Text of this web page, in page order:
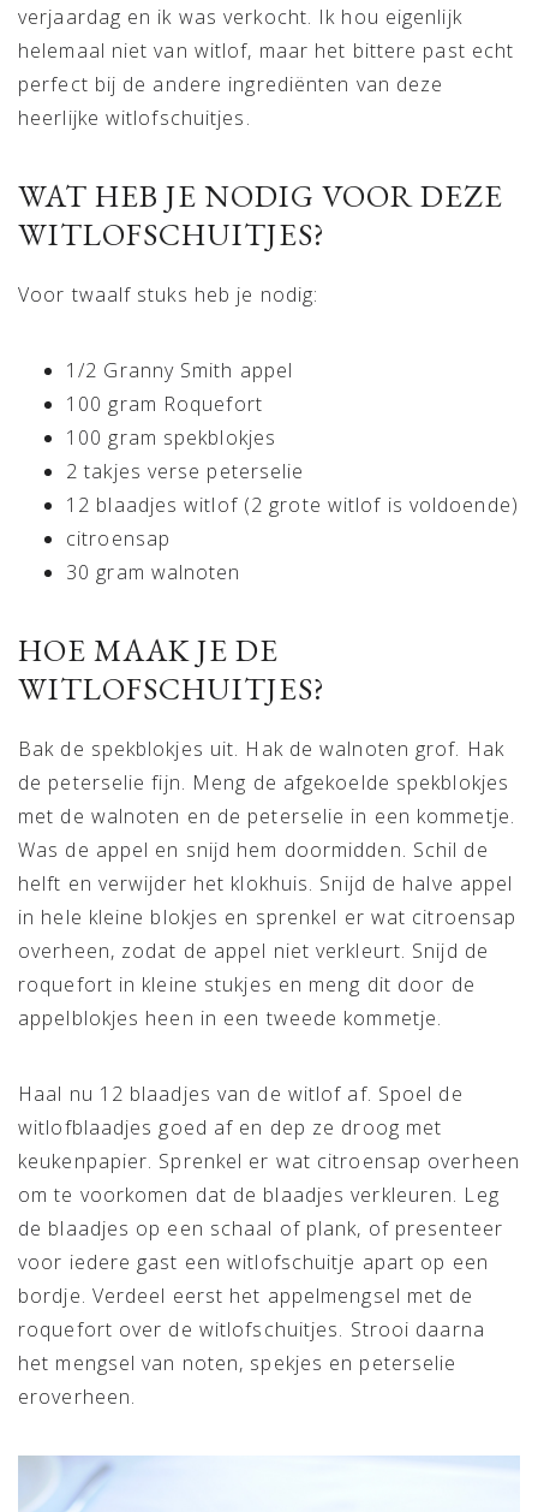
verjaardag en ik was verkocht. Ik hou eigenlijk
helemaal niet van witlof, maar het bittere past echt
perfect bij de andere ingrediënten van deze
heerlijke witlofschuitjes.
WAT HEB JE NODIG VOOR DEZE
WITLOFSCHUITJES?
Voor twaalf stuks heb je nodig:
1/2 Granny Smith appel
100 gram Roquefort
100 gram spekblokjes
2 takjes verse peterselie
12 blaadjes witlof (2 grote witlof is voldoende)
citroensap
30 gram walnoten
HOE MAAK JE DE
WITLOFSCHUITJES?
Bak de spekblokjes uit. Hak de walnoten grof. Hak
de peterselie fijn. Meng de afgekoelde spekblokjes
met de walnoten en de peterselie in een kommetje.
Was de appel en snijd hem doormidden. Schil de
helft en verwijder het klokhuis. Snijd de halve appel
in hele kleine blokjes en sprenkel er wat citroensap
overheen, zodat de appel niet verkleurt. Snijd de
roquefort in kleine stukjes en meng dit door de
appelblokjes heen in een tweede kommetje.
Haal nu 12 blaadjes van de witlof af. Spoel de
witlofblaadjes goed af en dep ze droog met
keukenpapier. Sprenkel er wat citroensap overheen
om te voorkomen dat de blaadjes verkleuren. Leg
de blaadjes op een schaal of plank, of presenteer
voor iedere gast een witlofschuitje apart op een
bordje. Verdeel eerst het appelmengsel met de
roquefort over de witlofschuitjes. Strooi daarna
het mengsel van noten, spekjes en peterselie
eroverheen.